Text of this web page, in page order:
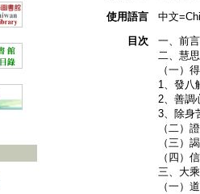
使用語言
中文
目次
一、前
二、慧
（一）
1、發八
2、善調
3、除身
（二）
（三）
（四）
三、大
（一）